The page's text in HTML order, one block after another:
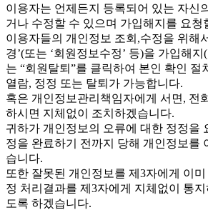
이용자는 언제든지 등록되어 있는 자신
거나 수정할 수 있으며 가입해지를 요청
이용자들의 개인정보 조회,수정을 위해
경’(또는 ‘회원정보수정’ 등)을 가입해
는 “회원탈퇴”를 클릭하여 본인 확인 절
열람, 정정 또는 탈퇴가 가능합니다.
혹은 개인정보관리책임자에게 서면, 전
하시면 지체없이 조치하겠습니다.
귀하가 개인정보의 오류에 대한 정정을
정을 완료하기 전까지 당해 개인정보를
습니다.
또한 잘못된 개인정보를 제3자에게 이
정 처리결과를 제3자에게 지체없이 통지
도록 하겠습니다.